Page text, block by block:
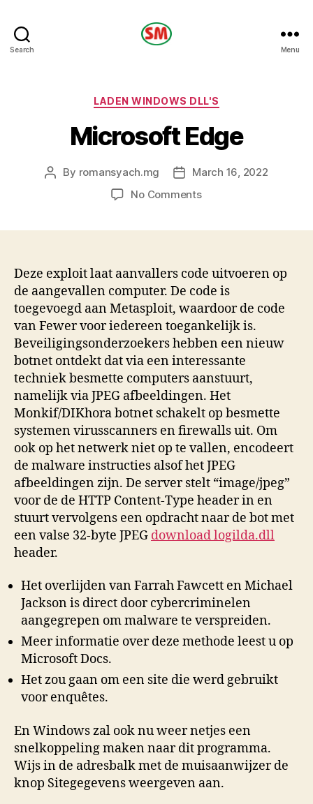
Search Menu
Categories
LADEN WINDOWS DLL'S
Microsoft Edge
Post
By romansyach.mg
PostMarch 16, 2022
No Commentson
Deze exploit laat aanvallers code uitvoeren op
de aangevallen computer. De code is
toegevoegd aan Metasploit, waardoor de code
van Fewer voor iedereen toegankelijk is.
Beveiligingsonderzoekers hebben een nieuw
botnet ontdekt dat via een interessante
techniek besmette computers aanstuurt,
namelijk via JPEG afbeeldingen. Het
Monkif/DIKhora botnet schakelt op besmette
systemen virusscanners en firewalls uit. Om
ook op het netwerk niet op te vallen, encodeert
de malware instructies alsof het JPEG
afbeeldingen zijn. De server stelt “image/jpeg”
voor de de HTTP Content-Type header in en
stuurt vervolgens een opdracht naar de bot met
een valse 32-byte JPEG download logilda.dll
header.
Het overlijden van Farrah Fawcett en Michael
Jackson is direct door cybercriminelen
aangegrepen om malware te verspreiden.
Meer informatie over deze methode leest u op
Microsoft Docs.
Het zou gaan om een site die werd gebruikt
voor enquêtes.
En Windows zal ook nu weer netjes een
snelkoppeling maken naar dit programma.
Wijs in de adresbalk met de muisaanwijzer de
knop Sitegegevens weergeven aan.